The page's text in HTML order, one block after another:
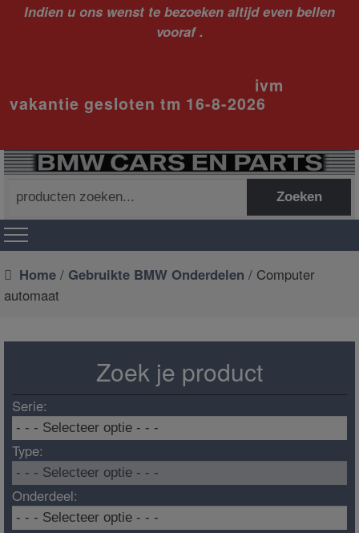
Indien u ons wenst te bezoeken altijd even bellen
vooraf .
ivm
vakantie gesloten tm 16-8-2026
naar:
Zoeken
Home / Gebruikte BMW Onderdelen / Computer
automaat
Zoek je product
Serie:
Type:
Onderdeel: